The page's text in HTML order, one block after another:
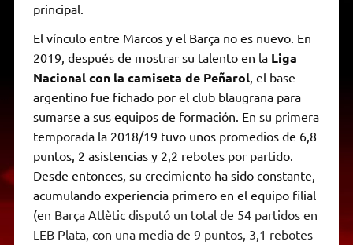
principal.
El vínculo entre Marcos y el Barça no es nuevo. En
2019, después de mostrar su talento en la Liga
Nacional con la camiseta de Peñarol, el base
argentino fue fichado por el club blaugrana para
sumarse a sus equipos de formación. En su primera
temporada la 2018/19 tuvo unos promedios de 6,8
puntos, 2 asistencias y 2,2 rebotes por partido.
Desde entonces, su crecimiento ha sido constante,
acumulando experiencia primero en el equipo filial
(en Barça Atlètic disputó un total de 54 partidos en
LEB Plata, con una media de 9 puntos, 3,1 rebotes